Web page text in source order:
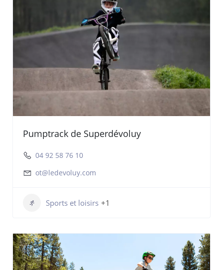
Pumptrack de Superdévoluy
04 92 58 76 10
ot@ledevoluy.com
Sports et loisirs +1